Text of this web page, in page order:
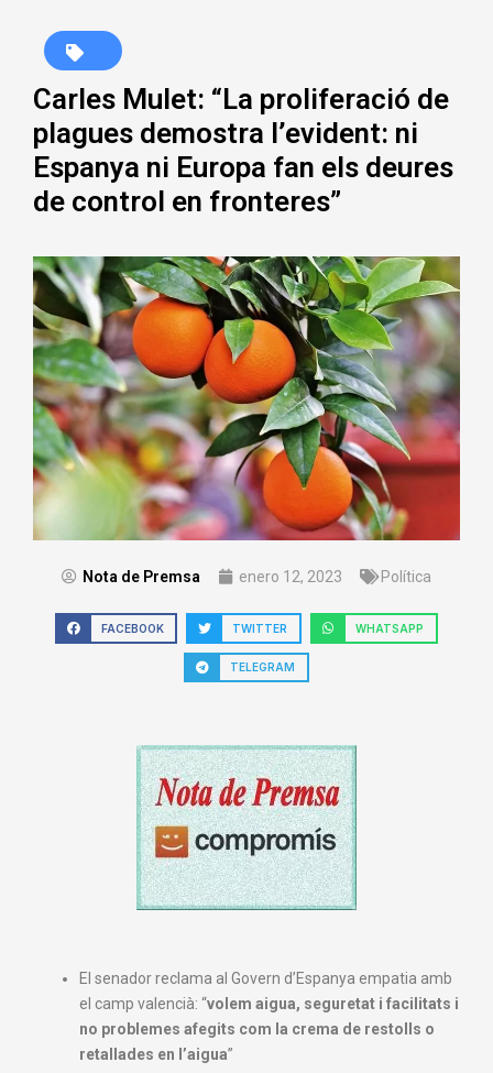
Carles Mulet: “La proliferació de
plagues demostra l’evident: ni
Espanya ni Europa fan els deures
de control en fronteres”
Nota de Premsa enero 12, 2023 Política
FACEBOOK TWITTER WHATSAPP
TELEGRAM
El senador reclama al Govern d’Espanya empatia amb
el camp valencià: “volem aigua, seguretat i facilitats i
no problemes afegits com la crema de restolls o
retallades en l’aigua”